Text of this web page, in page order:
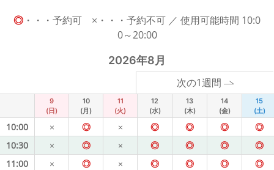
◎ ・・・予約可 ×・・・予約不可 ／ 使用可能時間 10:0
0～20:00
2026年8月
次の1週間
9
(日)
10
(月)
11
(火)
12
(水)
13
(木)
14
(金)
15
(土)
10:00 × ◎ × ◎ ◎ ◎
◎
10:30
× ◎ × ◎ ◎ ◎
◎
11:00
× ◎ × ◎ ◎ ◎
◎